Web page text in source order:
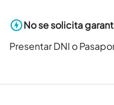
No se solicita
Presentar DNI o